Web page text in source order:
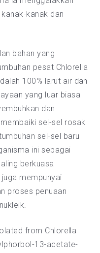
kanak dan
bahan yang
pesat Chlorella
100% larut air dan
yang luar biasa
dan
sel-sel rosak
sel-sel baru
ini sebagai
berkuasa
juga mempunyai
proses penuaan
from Chlorella
13-acetate-